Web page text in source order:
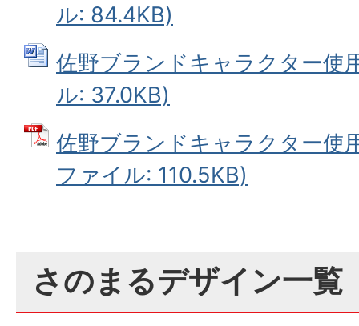
ル: 84.4KB)
佐野ブランドキャラクター使
ル: 37.0KB)
佐野ブランドキャラクター使
ファイル: 110.5KB)
さのまるデザイン一覧